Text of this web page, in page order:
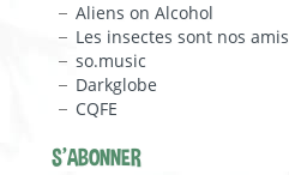
Aliens on Alcohol
Les insectes sont nos amis
so.music
Darkglobe
CQFE
S'ABONNER